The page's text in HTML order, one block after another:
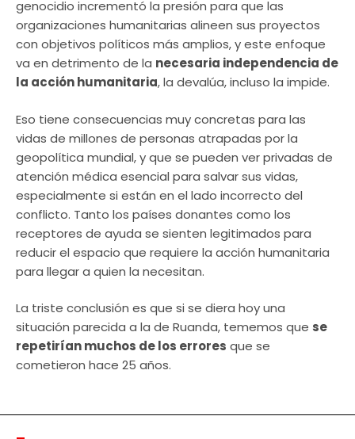
genocidio incrementó la presión para que las
organizaciones humanitarias alineen sus proyectos
con objetivos políticos más amplios, y este enfoque
va en detrimento de la necesaria independencia de
la acción humanitaria, la devalúa, incluso la impide.
Eso tiene consecuencias muy concretas para las
vidas de millones de personas atrapadas por la
geopolítica mundial, y que se pueden ver privadas de
atención médica esencial para salvar sus vidas,
especialmente si están en el lado incorrecto del
conflicto. Tanto los países donantes como los
receptores de ayuda se sienten legitimados para
reducir el espacio que requiere la acción humanitaria
para llegar a quien la necesitan.
La triste conclusión es que si se diera hoy una
situación parecida a la de Ruanda, tememos que se
repetirían muchos de los errores que se
cometieron hace 25 años.